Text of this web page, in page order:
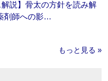
解説】骨太の方針を読み解
剤師への影…
もっと見る »